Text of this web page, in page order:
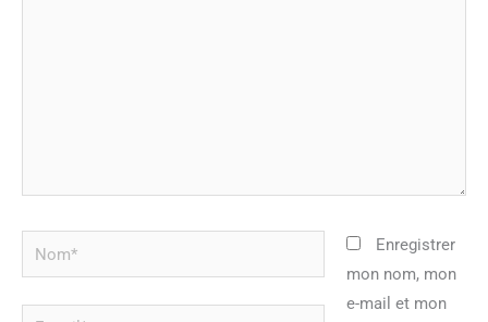
Nom*
Enregistrer
mon nom, mon
e-mail et mon